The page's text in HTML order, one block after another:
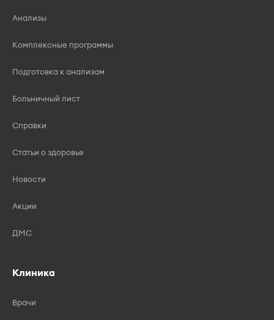
Анализы
Комплексные программы
Подготовка к анализам
Больничный лист
Справки
Статьи о здоровье
Новости
Акции
ДМС
Клиника
Врачи